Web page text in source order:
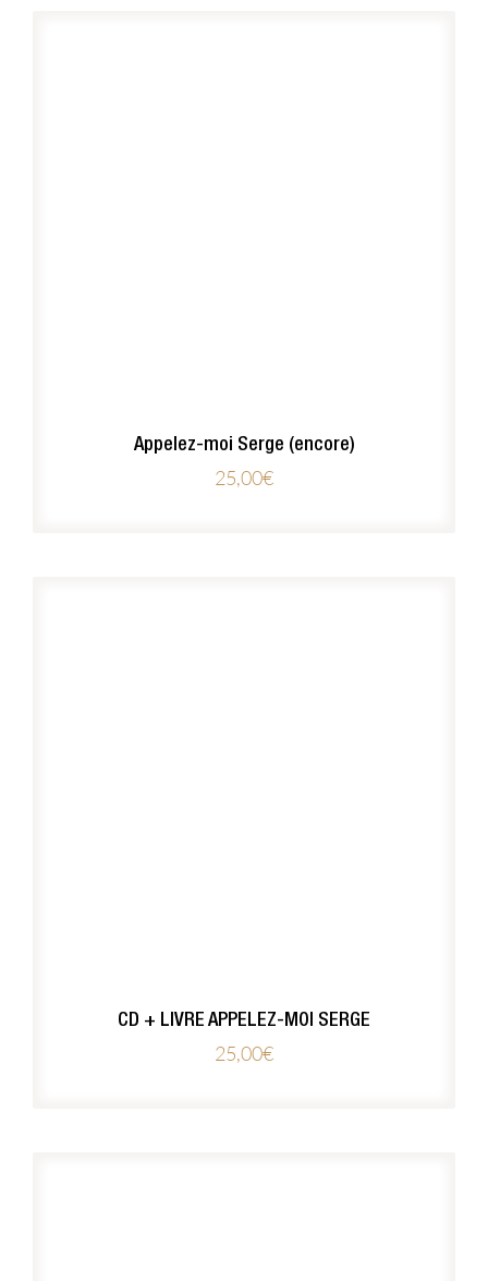
Appelez-moi Serge (encore)
25,00€
CD + LIVRE APPELEZ-MOI SERGE
25,00€